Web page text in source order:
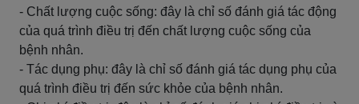
- Chất lượng cuộc sống: đây là chỉ số đánh giá tác động
của quá trình điều trị đến chất lượng cuộc sống của
bệnh nhân.
- Tác dụng phụ: đây là chỉ số đánh giá tác dụng phụ của
quá trình điều trị đến sức khỏe của bệnh nhân.